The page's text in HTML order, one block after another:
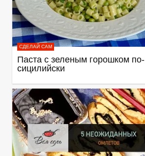
СДЕЛАЙ САМ
Паста с зеленым горошком по-
сицилийски